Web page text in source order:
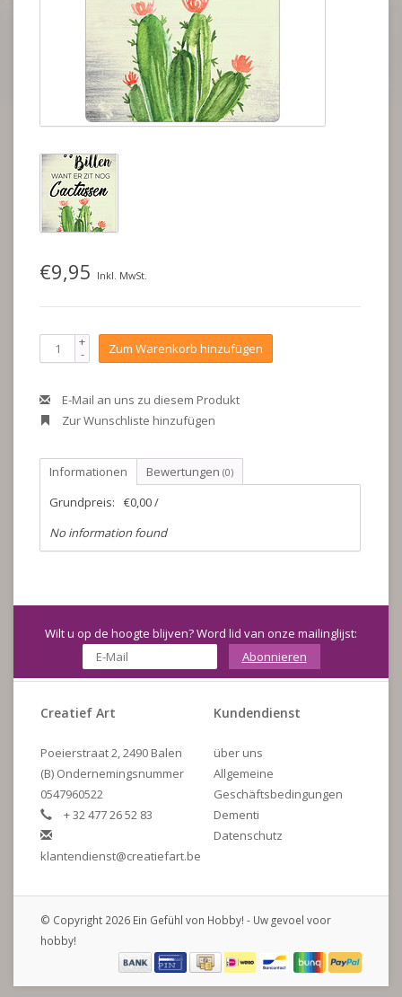
€9,95 Inkl. MwSt.
+
- Zum Warenkorb hinzufügen
E-Mail an uns zu diesem Produkt
Zur Wunschliste hinzufügen
Informationen Bewertungen (0)
Grundpreis:
€0,00 /
No information found
Wilt u op de hoogte blijven? Word lid van onze mailinglijst:
Abonnieren
Creatief Art
Poeierstraat 2, 2490 Balen
(B) Ondernemingsnummer
0547960522
+ 32 477 26 52 83
klantendienst@creatiefart.be
Kundendienst
über uns
Allgemeine
Geschäftsbedingungen
Dementi
Datenschutz
© Copyright 2026 Ein Gefühl von Hobby! - Uw gevoel voor
hobby!